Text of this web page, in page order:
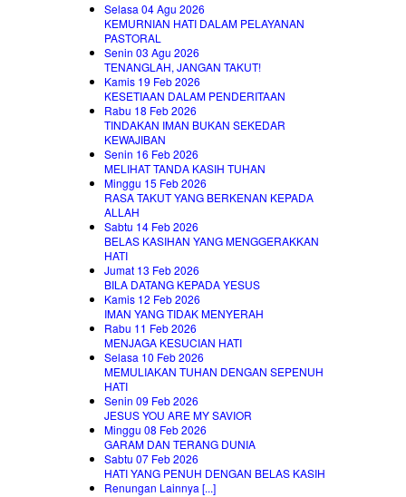
Selasa 04 Agu 2026
KEMURNIAN HATI DALAM PELAYANAN
PASTORAL
Senin 03 Agu 2026
TENANGLAH, JANGAN TAKUT!
Kamis 19 Feb 2026
KESETIAAN DALAM PENDERITAAN
Rabu 18 Feb 2026
TINDAKAN IMAN BUKAN SEKEDAR
KEWAJIBAN
Senin 16 Feb 2026
MELIHAT TANDA KASIH TUHAN
Minggu 15 Feb 2026
RASA TAKUT YANG BERKENAN KEPADA
ALLAH
Sabtu 14 Feb 2026
BELAS KASIHAN YANG MENGGERAKKAN
HATI
Jumat 13 Feb 2026
BILA DATANG KEPADA YESUS
Kamis 12 Feb 2026
IMAN YANG TIDAK MENYERAH
Rabu 11 Feb 2026
MENJAGA KESUCIAN HATI
Selasa 10 Feb 2026
MEMULIAKAN TUHAN DENGAN SEPENUH
HATI
Senin 09 Feb 2026
JESUS YOU ARE MY SAVIOR
Minggu 08 Feb 2026
GARAM DAN TERANG DUNIA
Sabtu 07 Feb 2026
HATI YANG PENUH DENGAN BELAS KASIH
Renungan Lainnya [...]